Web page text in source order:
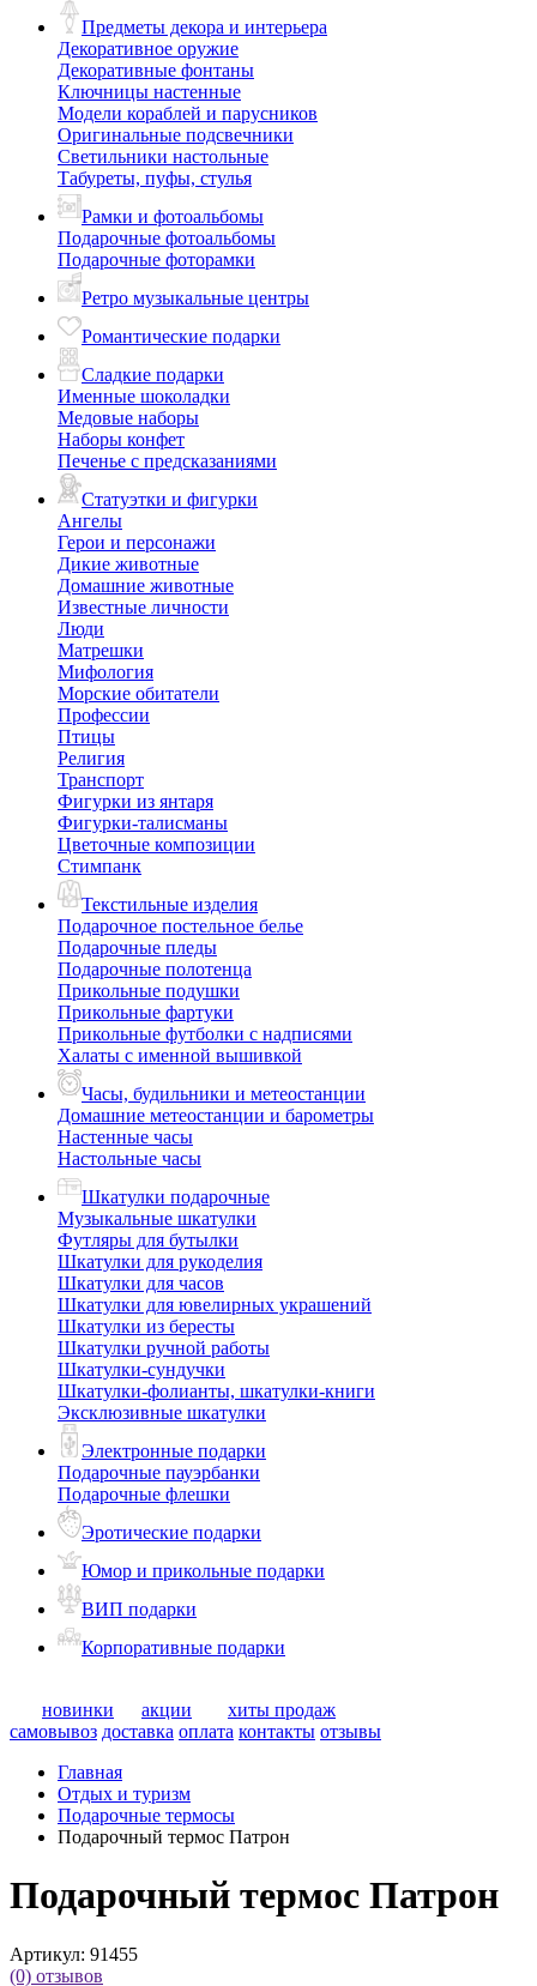
Предметы декора и интерьера
Декоративное оружие
Декоративные фонтаны
Ключницы настенные
Модели кораблей и парусников
Оригинальные подсвечники
Светильники настольные
Табуреты, пуфы, стулья
Рамки и фотоальбомы
Подарочные фотоальбомы
Подарочные фоторамки
Ретро музыкальные центры
Романтические подарки
Сладкие подарки
Именные шоколадки
Медовые наборы
Наборы конфет
Печенье с предсказаниями
Статуэтки и фигурки
Ангелы
Герои и персонажи
Дикие животные
Домашние животные
Известные личности
Люди
Матрешки
Мифология
Морские обитатели
Профессии
Птицы
Религия
Транспорт
Фигурки из янтаря
Фигурки-талисманы
Цветочные композиции
Стимпанк
Текстильные изделия
Подарочное постельное белье
Подарочные пледы
Подарочные полотенца
Прикольные подушки
Прикольные фартуки
Прикольные футболки с надписями
Халаты с именной вышивкой
Часы, будильники и метеостанции
Домашние метеостанции и барометры
Настенные часы
Настольные часы
Шкатулки подарочные
Музыкальные шкатулки
Футляры для бутылки
Шкатулки для рукоделия
Шкатулки для часов
Шкатулки для ювелирных украшений
Шкатулки из бересты
Шкатулки ручной работы
Шкатулки-сундучки
Шкатулки-фолианты, шкатулки-книги
Эксклюзивные шкатулки
Электронные подарки
Подарочные пауэрбанки
Подарочные флешки
Эротические подарки
Юмор и прикольные подарки
ВИП подарки
Корпоративные подарки
новинки акции
хиты продаж
самовывоз доставка оплата контакты отзывы
Главная
Отдых и туризм
Подарочные термосы
Подарочный термос Патрон
Подарочный термос Патрон
Артикул: 91455
(0) отзывов